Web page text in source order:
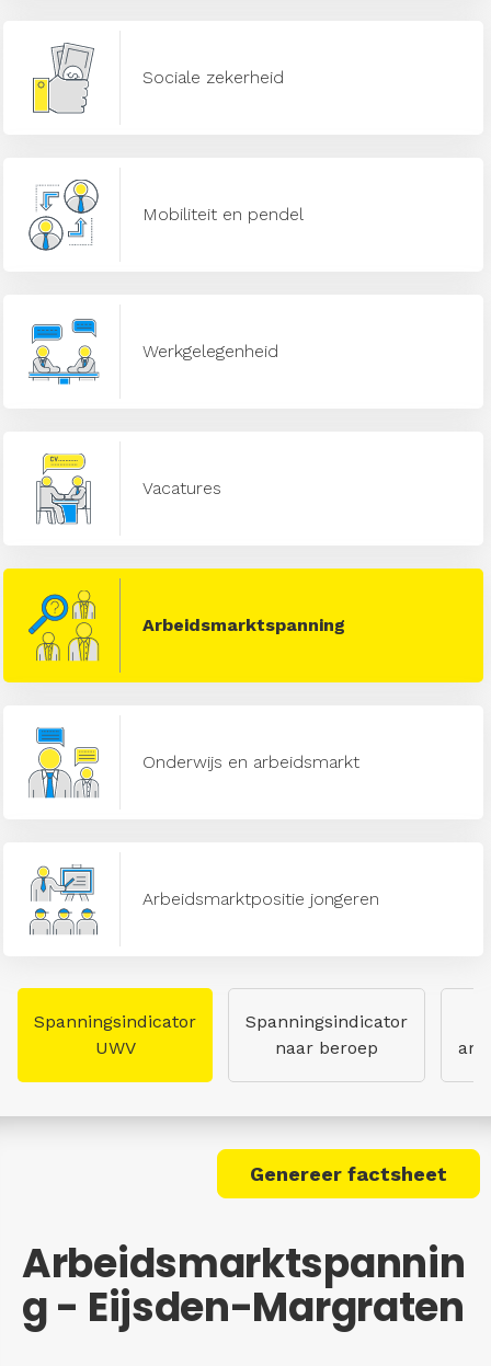
Sociale zekerheid
Mobiliteit en pendel
Werkgelegenheid
Vacatures
Arbeidsmarktspanning
Onderwijs en arbeidsmarkt
Arbeidsmarktpositie jongeren
Spanningsindicator
UWV
Spanningsindicator
naar beroep
Genereer factsheet
Arbeidsmarktspannin
g - Eijsden-Margraten